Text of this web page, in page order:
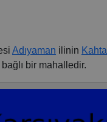
Adıyaman ilinin Kahta
bir mahalledir.